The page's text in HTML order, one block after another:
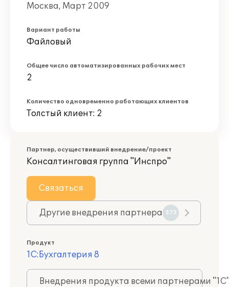
Москва, Март 2009
Вариант работы
Файловый
Общее число автоматизированных рабочих мест
2
Количество одновременно работающих клиентов
Толстый клиент: 2
Партнер, осуществивший внедрение/проект
Консалтинговая группа "Инспро"
Связаться
Другие внедрения партнера 373
Продукт
1С:Бухгалтерия 8
Внедрения продукта всеми партнерами